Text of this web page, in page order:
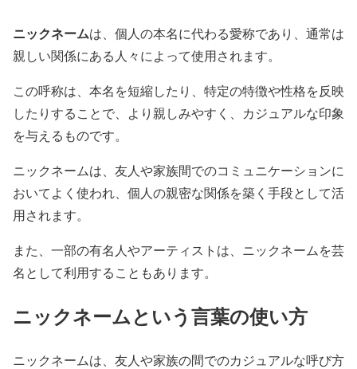
ニックネームは、個人の本名に代わる愛称であり、通常は
親しい関係にある人々によって使用されます。
この呼称は、本名を短縮したり、特定の特徴や性格を反映
したりすることで、より親しみやすく、カジュアルな印象
を与えるものです。
ニックネームは、友人や家族間でのコミュニケーションに
おいてよく使われ、個人の親密な関係を築く手段として活
用されます。
また、一部の有名人やアーティストは、ニックネームを芸
名として利用することもあります。
ニックネームという言葉の使い方
ニックネームは、友人や家族の間でのカジュアルな呼び方